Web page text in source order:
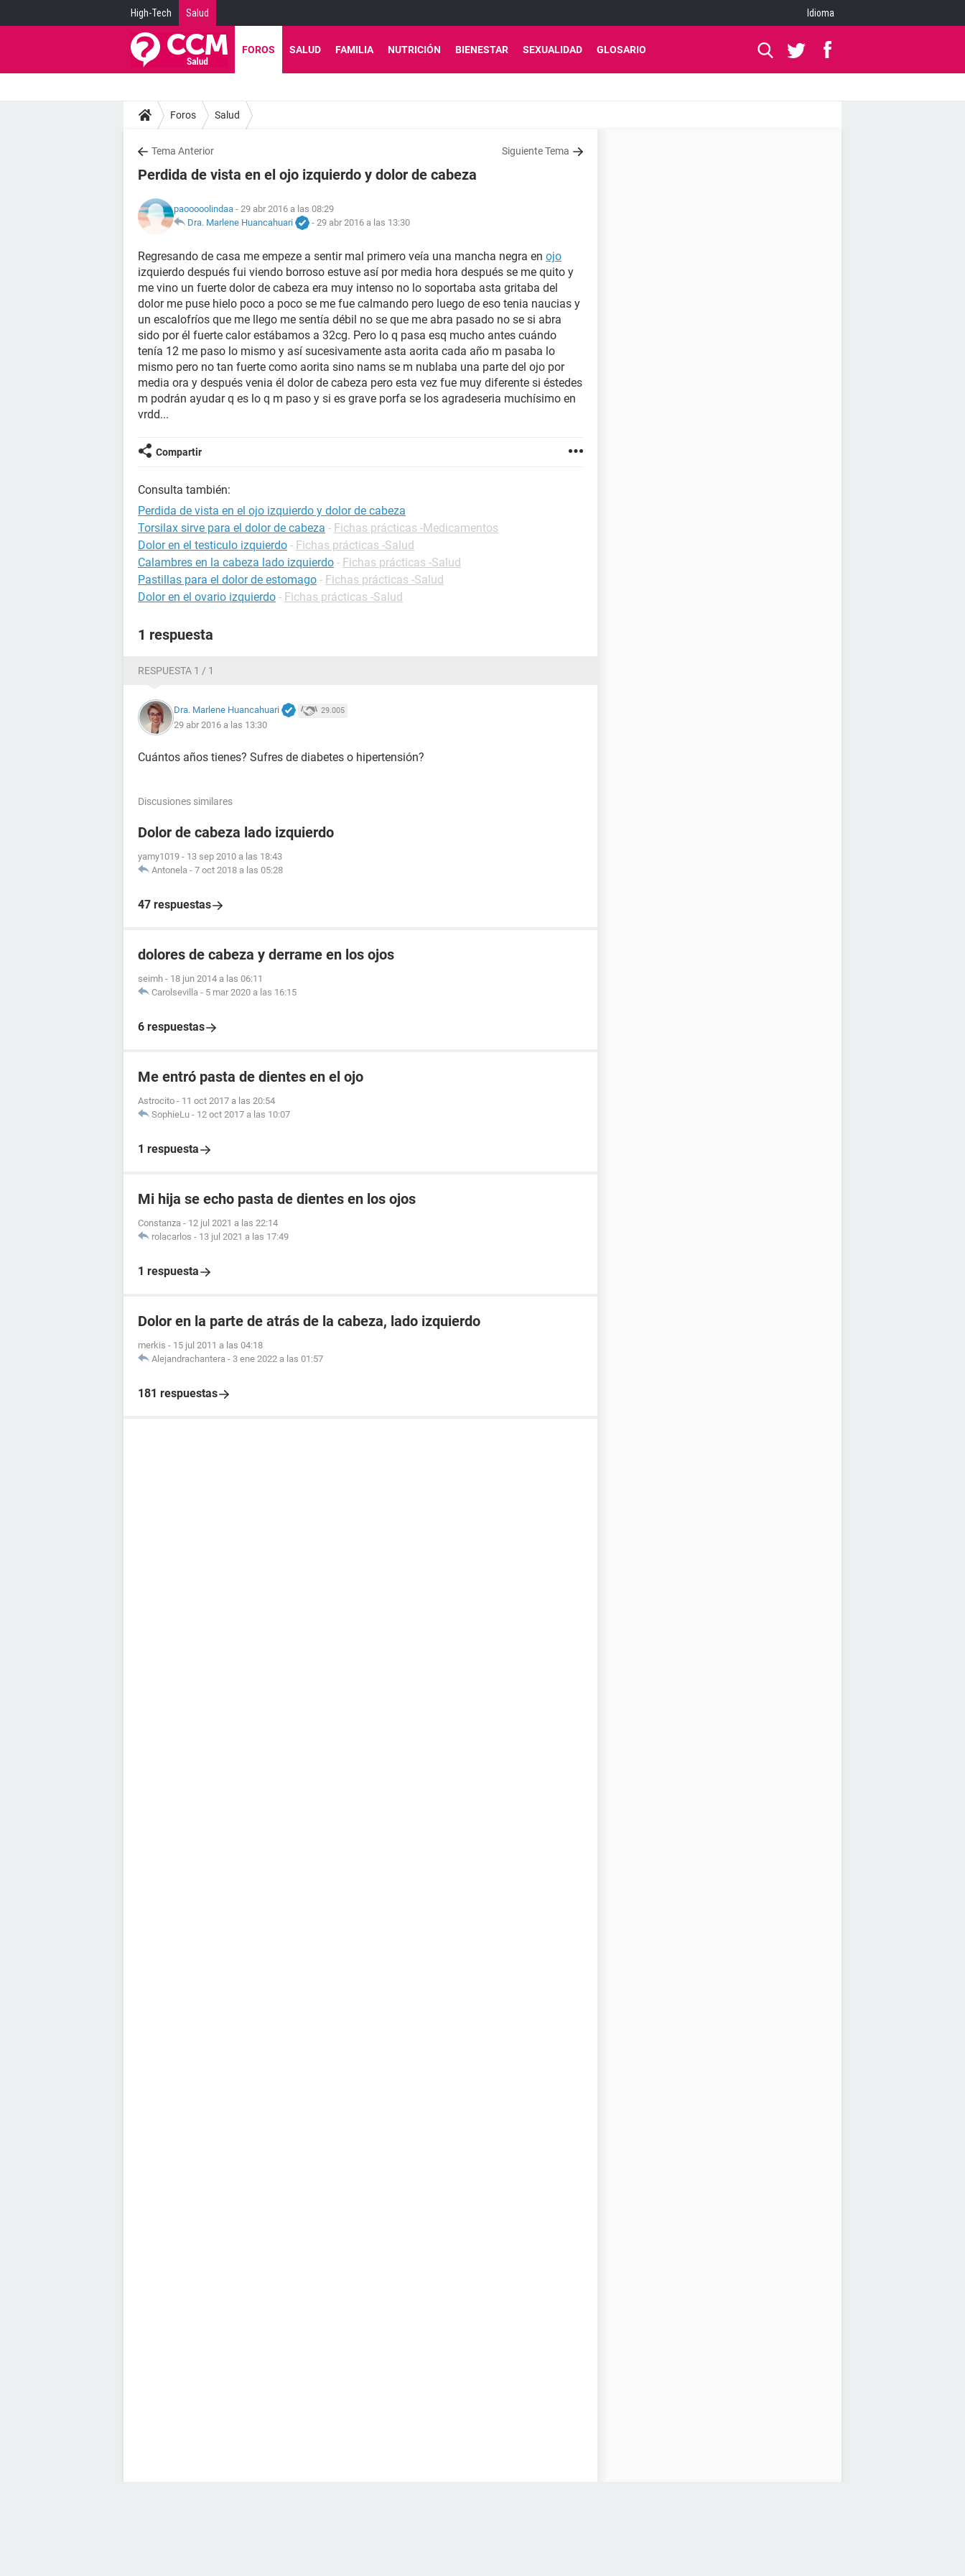
High-Tech Salud Idioma
FOROS SALUD FAMILIA NUTRICIÓN BIENESTAR SEXUALIDAD GLOSARIO
Foros Salud
Tema Anterior Siguiente Tema
Perdida de vista en el ojo izquierdo y dolor de cabeza
paooooolindaa - 29 abr 2016 a las 08:29
Dra. Marlene Huancahuari
- 29 abr 2016 a las 13:30
Regresando de casa me empeze a sentir mal primero veía una mancha negra en ojo
izquierdo después fui viendo borroso estuve así por media hora después se me quito y
me vino un fuerte dolor de cabeza era muy intenso no lo soportaba asta gritaba del
dolor me puse hielo poco a poco se me fue calmando pero luego de eso tenia naucias y
un escalofríos que me llego me sentía débil no se que me abra pasado no se si abra
sido por él fuerte calor estábamos a 32cg. Pero lo q pasa esq mucho antes cuándo
tenía 12 me paso lo mismo y así sucesivamente asta aorita cada año m pasaba lo
mismo pero no tan fuerte como aorita sino nams se m nublaba una parte del ojo por
media ora y después venia él dolor de cabeza pero esta vez fue muy diferente si éstedes
m podrán ayudar q es lo q m paso y si es grave porfa se los agradeseria muchísimo en
vrdd...
Compartir
Consulta también:
Perdida de vista en el ojo izquierdo y dolor de cabeza
Torsilax sirve para el dolor de cabeza - Fichas prácticas -Medicamentos
Dolor en el testiculo izquierdo - Fichas prácticas -Salud
Calambres en la cabeza lado izquierdo - Fichas prácticas -Salud
Pastillas para el dolor de estomago - Fichas prácticas -Salud
Dolor en el ovario izquierdo - Fichas prácticas -Salud
1 respuesta
RESPUESTA 1 / 1
Dra. Marlene Huancahuari 29.005
29 abr 2016 a las 13:30
Cuántos años tienes? Sufres de diabetes o hipertensión?
Discusiones similares
Dolor de cabeza lado izquierdo
yamy1019 - 13 sep 2010 a las 18:43
Antonela - 7 oct 2018 a las 05:28
47 respuestas
dolores de cabeza y derrame en los ojos
seimh - 18 jun 2014 a las 06:11
Carolsevilla - 5 mar 2020 a las 16:15
6 respuestas
Me entró pasta de dientes en el ojo
Astrocito - 11 oct 2017 a las 20:54
SophieLu - 12 oct 2017 a las 10:07
1 respuesta
Mi hija se echo pasta de dientes en los ojos
Constanza - 12 jul 2021 a las 22:14
rolacarlos - 13 jul 2021 a las 17:49
1 respuesta
Dolor en la parte de atrás de la cabeza, lado izquierdo
merkis - 15 jul 2011 a las 04:18
Alejandrachantera - 3 ene 2022 a las 01:57
181 respuestas